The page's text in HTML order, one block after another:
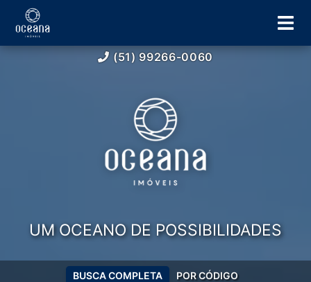
(51) 99266-0060
UM OCEANO DE POSSIBILIDADES
BUSCA COMPLETA POR CÓDIGO